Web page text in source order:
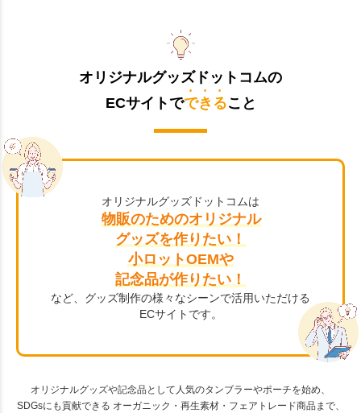
オリジナルグッズドットコムの
ECサイトでできること
オリジナルグッズドットコムは
物販のためのオリジナル
グッズを作りたい！
小ロットOEMや
記念品が作りたい！
など、グッズ制作の様々なシーンで活用いただける
ECサイトです。
オリジナルグッズや記念品として人気のタンブラーやポーチを始め、
SDGsにも貢献できる オーガニック・再生素材・フェアトレード商品まで、